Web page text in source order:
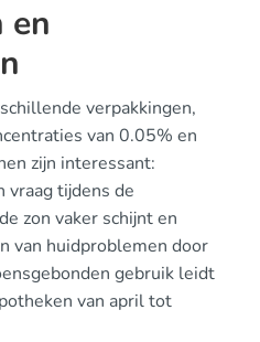
en
verpakkingen,
van 0.05% en
zijn interessant:
vraag tijdens de
zon vaker schijnt en
van huidproblemen door
gebruik leidt
van april tot